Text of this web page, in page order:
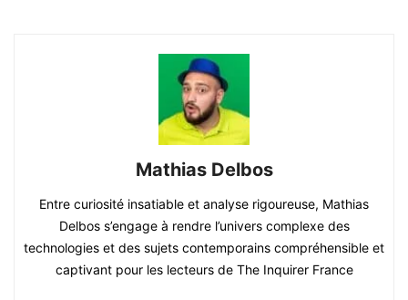
Mathias Delbos
Entre curiosité insatiable et analyse rigoureuse, Mathias
Delbos s’engage à rendre l’univers complexe des
technologies et des sujets contemporains compréhensible et
captivant pour les lecteurs de The Inquirer France